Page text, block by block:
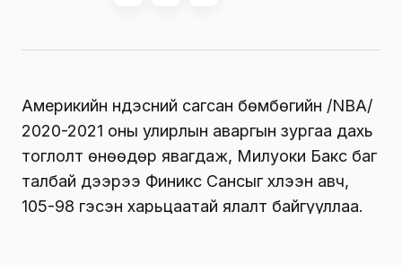
Америкийн үндэсний сагсан бөмбөгийн /NBA/
2020-2021 оны улирлын аваргын зургаа дахь
тоглолт өнөөдөр явагдаж, Милуоки Бакс баг
талбай дээрээ Финикс Сансыг хүлээн авч,
105-98 гэсэн харьцаатай ялалт байгууллаа.